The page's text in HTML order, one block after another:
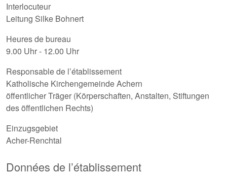
Interlocuteur
Leitung Silke Bohnert
Heures de bureau
9.00 Uhr - 12.00 Uhr
Responsable de l’établissement
Katholische Kirchengemeinde Achern
öffentlicher Träger (Körperschaften, Anstalten, Stiftungen
des öffentlichen Rechts)
Einzugsgebiet
Acher-Renchtal
Données de l’établissement